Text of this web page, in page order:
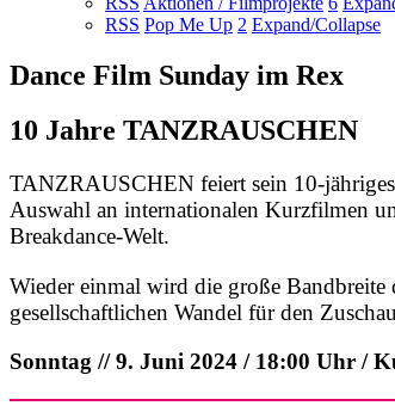
RSS Pop Me Up 2 Expand/Collapse
Dance Film Sunday im Rex
10 Jahre TANZRAUSCHEN
TANZRAUSCHEN feiert sein 10-
Auswahl an internationalen Kurzfilmen
Breakdance-Welt.
Wieder einmal wird die große
gesellschaftlichen Wandel für den
Sonntag // 9. Juni 2024 / 18:00 Uhr /